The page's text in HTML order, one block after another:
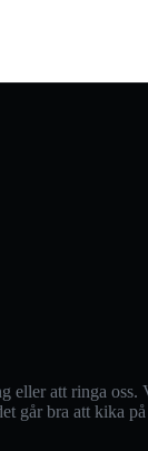
eller att ringa oss.
går bra att kika